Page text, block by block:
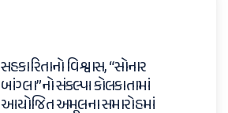
સહકારિતાનો વિશ્વાસ, “સોનાર
બાંગ્લા”નો સંકલ્પ। કોલકાતામાં
આયોજિત અમૂલના સમારોહમાં